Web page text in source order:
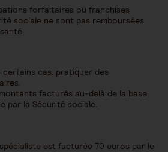
forfaitaires ou franchises
sociale ne sont pas remboursées
cas, pratiquer des
facturés au-delà de la base
par la Sécurité sociale.
est facturée 70 euros par le